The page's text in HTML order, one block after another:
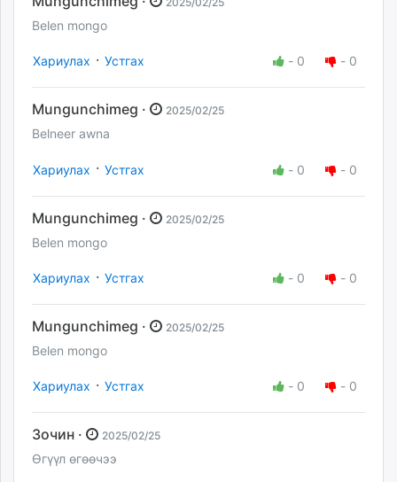
Belen mongo
Хариулах · Устгах - 0 - 0
Mungunchimeg · 2025/02/25
Belneer awna
Хариулах · Устгах - 0 - 0
Mungunchimeg · 2025/02/25
Belen mongo
Хариулах · Устгах - 0 - 0
Mungunchimeg · 2025/02/25
Belen mongo
Хариулах · Устгах - 0 - 0
Зочин · 2025/02/25
Өгүүл өгөөчээ